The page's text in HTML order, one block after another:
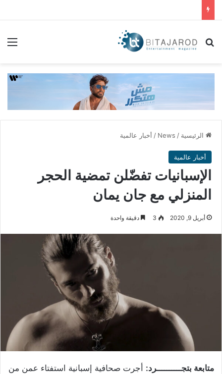
بحث عن
الرئيسية /
News
/ أخبار عالمية
أخبار عالمية
الإسبانيات تفضّلن تمضية الحجر
المنزلي مع جان يمان
أبريل 9, 2020 3 دقيقة واحدة
متابعة بتجــــــــــرد: أجرت صحافية إسبانية استفتاء عمن من